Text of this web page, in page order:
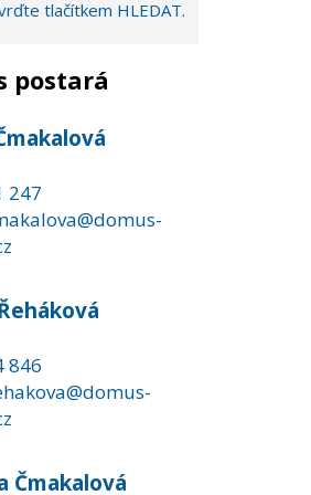
tlačítkem HLEDAT.
postará
247
846
Čmakalová